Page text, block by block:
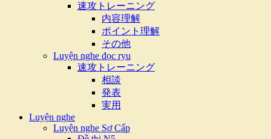
速攻トレーニング
内容理解
ポイント理解
その他
Luyện nghe đọc ryu
速攻トレーニング
相談
発表
実用
Luyện nghe
Luyện nghe Sơ Cấp